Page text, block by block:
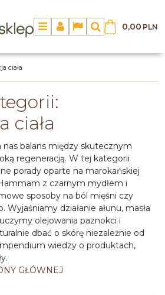
MenuPanelLangSzukaj
0,00 PLN
ciała
ciała
nas balans między skutecznym
regeneracją. W tej kategorii
porady oparte na marokańskiej
z czarnym mydłem i
sposoby na ból mięśni czy
Wyjaśniamy działanie ałunu, masła
olejowania paznokci i
dbać o skórę niezależnie od
wiedzy o produktach,
GŁÓWNEJ